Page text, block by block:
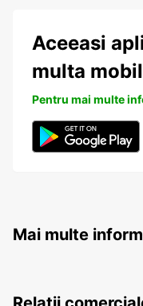
Aceeasi
multa
Pentru mai multe
Mai multe